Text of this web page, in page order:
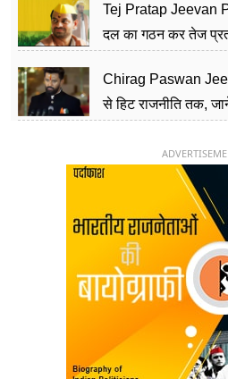
Tej Pratap Jeevan
दल का गठन कर तेज
Chirag Paswan
से हिट राजनीति तक,